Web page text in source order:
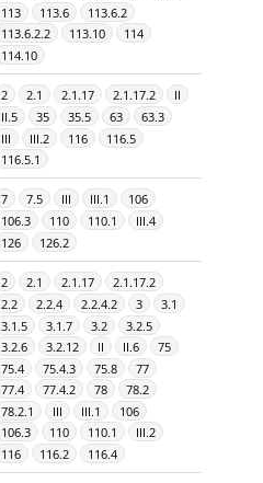
113
113.6
113.6.2
113.6.2.2
113.10
114
114.10
2 2.1 2.1.17 2.1.17.2
II
II.5
35 35.5 63
63.3
III
III.2 116
116.5
116.5.1
7 7.5 III III.1
106
106.3
110 110.1
III.4
126
126.2
2 2.1 2.1.17
2.1.17.2
2.2
2.2.4 2.2.4.2 3
3.1
3.1.5
3.1.7 3.2
3.2.5
3.2.6
3.2.12 II II.6
75
75.4
75.4.3 75.8
77
77.4
77.4.2 78
78.2
78.2.1
III III.1
106
106.3
110 110.1
III.2
116
116.2 116.4